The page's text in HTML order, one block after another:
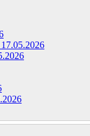
17.05.2026